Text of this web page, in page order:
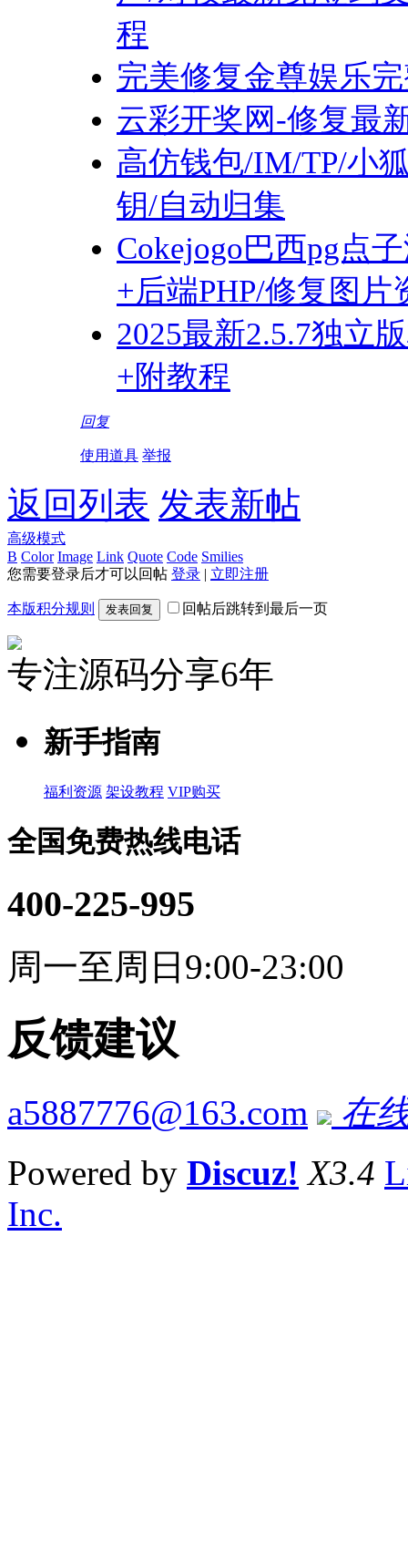
程
完美修复金尊娱乐
云彩开奖网-修复最
高仿钱包/IM/TP/小
钥/自动归集
Cokejogo巴西pg点
+后端PHP/修复图片
2025最新2.5.7独立
+附教程
回复
使用道具 举报
返回列表 发表新帖
高级模式
B Color Image Link Quote Code Smilies
您需要登录后才可以回帖 登录 | 立即注册
本版积分规则 发表回复 回帖后跳转到最后一页
专注源码分享6年
新手指南
福利资源 架设教程 VIP购买
全国免费热线电话
400-225-995
周一至周日9:00-23:00
反馈建议
a5887776@163.com
在
Powered by Discuz! X3.4
Inc.